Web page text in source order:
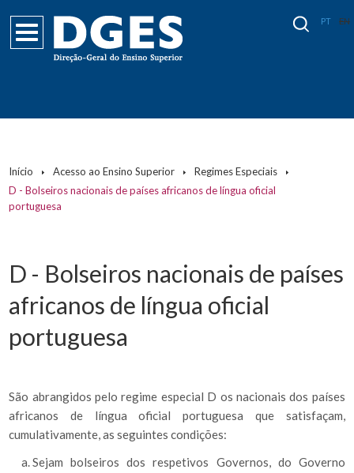
PT EN
Início Acesso ao Ensino Superior
Regimes Especiais
D - Bolseiros nacionais de países africanos de língua oficial
portuguesa
D - Bolseiros nacionais de países
africanos de língua oficial
portuguesa
São abrangidos pelo regime especial D os nacionais dos países
africanos de língua oficial portuguesa que satisfaçam,
cumulativamente, as seguintes condições:
Sejam bolseiros dos respetivos Governos, do Governo